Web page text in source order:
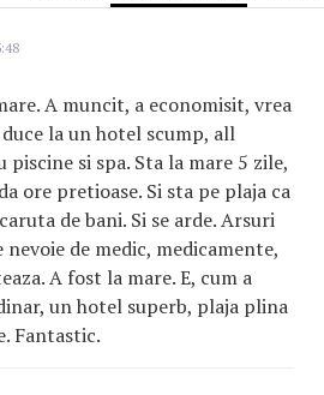
A muncit, a economisit, vrea
la un hotel scump, all
piscine si spa. Sta la mare 5 zile,
ore pretioase. Si sta pe plaja ca
de bani. Si se arde. Arsuri
de medic, medicamente,
A fost la mare. E, cum a
un hotel superb, plaja plina
Fantastic.